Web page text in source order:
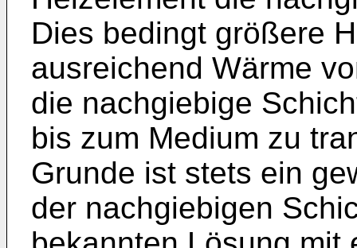
Dies bedingt größere
ausreichend Wärme
die nachgiebige
bis zum Medium zu
Grunde ist stets ein
der nachgiebigen